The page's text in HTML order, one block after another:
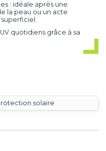
: idéale après une
la peau ou un acte
quotidiens grâce à sa
solaire